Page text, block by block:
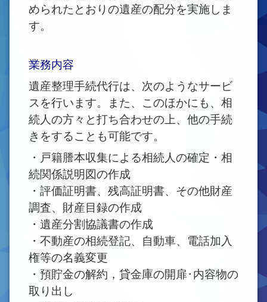
められたとおりの遺産の配分を実施しま
す。
業務内容
遺産整理手続代行は、次のようなサービ
スを行います。また、このほかにも、相
続人の方々と打ち合わせの上、他の手続
きをすることも可能です。
・戸籍謄本収集による相続人の確定・相
続関係説明図の作成
・評価証明書、残高証明書、その他財産
調査、財産目録の作成
・遺産分割協議書の作成
・不動産の相続登記、自動車、電話加入
権等の名義変更
・預貯金の解約，貸金庫の開扉･内容物の
取り出し